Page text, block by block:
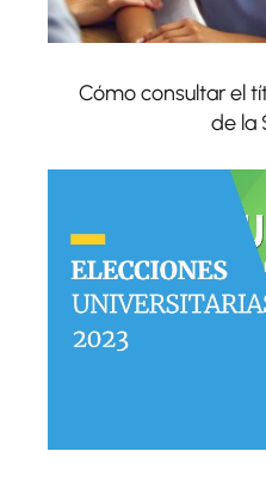
Cómo consultar el
de la